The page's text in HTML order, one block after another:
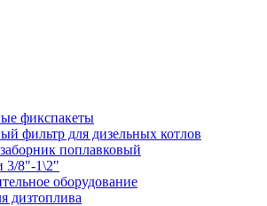
фикспакеты
фильтр для дизельных котлов
поплавковый
3/8"-1\2"
оборудование
дизтоплива